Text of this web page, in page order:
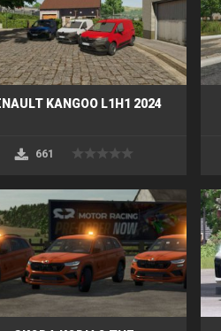
KANGOO L1H1 2024
661